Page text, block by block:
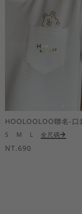
S M L 全尺碼
NT.690